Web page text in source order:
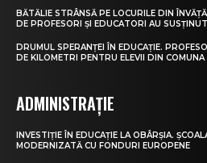
BĂTĂLIE STRÂNSĂ PE LOCURILE DIN
DE PROFESORI ȘI EDUCATORI AU
DRUMUL SPERANȚEI ÎN EDUCAȚIE.
DE KILOMETRI PENTRU ELEVII DIN COMUNA
ADMINISTRAȚIE
INVESTIȚIE ÎN EDUCAȚIE LA OBÂRȘIA.
MODERNIZATĂ CU FONDURI EUROPENE